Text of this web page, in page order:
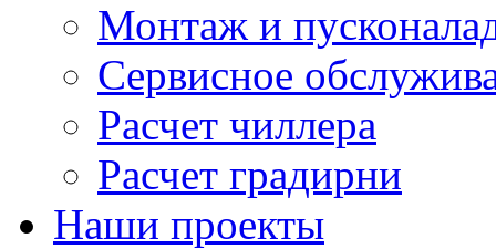
Монтаж и
Сервисное
Расчет чиллера
Расчет градирни
Наши проекты